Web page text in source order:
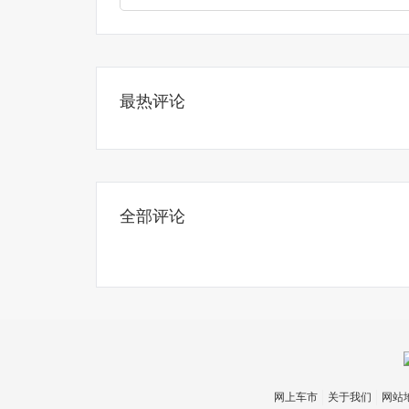
最热评论
全部评论
网上车市 关于我们
网站